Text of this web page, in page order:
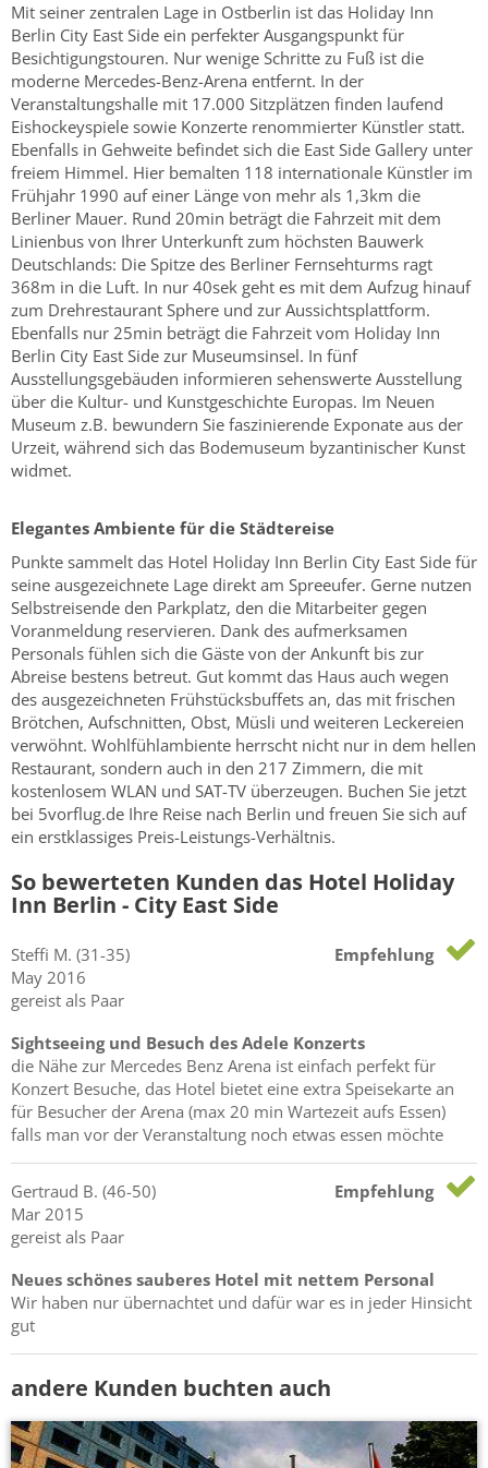
Mit seiner zentralen Lage in Ostberlin ist das Holiday Inn
Berlin City East Side ein perfekter Ausgangspunkt für
Besichtigungstouren. Nur wenige Schritte zu Fuß ist die
moderne Mercedes-Benz-Arena entfernt. In der
Veranstaltungshalle mit 17.000 Sitzplätzen finden laufend
Eishockeyspiele sowie Konzerte renommierter Künstler statt.
Ebenfalls in Gehweite befindet sich die East Side Gallery unter
freiem Himmel. Hier bemalten 118 internationale Künstler im
Frühjahr 1990 auf einer Länge von mehr als 1,3km die
Berliner Mauer. Rund 20min beträgt die Fahrzeit mit dem
Linienbus von Ihrer Unterkunft zum höchsten Bauwerk
Deutschlands: Die Spitze des Berliner Fernsehturms ragt
368m in die Luft. In nur 40sek geht es mit dem Aufzug hinauf
zum Drehrestaurant Sphere und zur Aussichtsplattform.
Ebenfalls nur 25min beträgt die Fahrzeit vom Holiday Inn
Berlin City East Side zur Museumsinsel. In fünf
Ausstellungsgebäuden informieren sehenswerte Ausstellung
über die Kultur- und Kunstgeschichte Europas. Im Neuen
Museum z.B. bewundern Sie faszinierende Exponate aus der
Urzeit, während sich das Bodemuseum byzantinischer Kunst
widmet.
Elegantes Ambiente für die Städtereise
Punkte sammelt das Hotel Holiday Inn Berlin City East Side für
seine ausgezeichnete Lage direkt am Spreeufer. Gerne nutzen
Selbstreisende den Parkplatz, den die Mitarbeiter gegen
Voranmeldung reservieren. Dank des aufmerksamen
Personals fühlen sich die Gäste von der Ankunft bis zur
Abreise bestens betreut. Gut kommt das Haus auch wegen
des ausgezeichneten Frühstücksbuffets an, das mit frischen
Brötchen, Aufschnitten, Obst, Müsli und weiteren Leckereien
verwöhnt. Wohlfühlambiente herrscht nicht nur in dem hellen
Restaurant, sondern auch in den 217 Zimmern, die mit
kostenlosem WLAN und SAT-TV überzeugen. Buchen Sie jetzt
bei 5vorflug.de Ihre Reise nach Berlin und freuen Sie sich auf
ein erstklassiges Preis-Leistungs-Verhältnis.
So bewerteten Kunden das Hotel Holiday
Inn Berlin - City East Side
Steffi M. (31-35)
May 2016
gereist als Paar
Empfehlung
Sightseeing und Besuch des Adele Konzerts
die Nähe zur Mercedes Benz Arena ist einfach perfekt für
Konzert Besuche, das Hotel bietet eine extra Speisekarte an
für Besucher der Arena (max 20 min Wartezeit aufs Essen)
falls man vor der Veranstaltung noch etwas essen möchte
Gertraud B. (46-50)
Mar 2015
gereist als Paar
Empfehlung
Neues schönes sauberes Hotel mit nettem Personal
Wir haben nur übernachtet und dafür war es in jeder Hinsicht
gut
andere Kunden buchten auch